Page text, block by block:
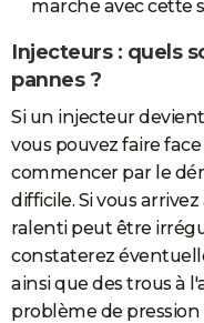
marche avec cette
Injecteurs : quels
pannes ?
Si un injecteur
vous pouvez faire
commencer par le
difficile. Si vous
ralenti peut être
constaterez
ainsi que des trous à
problème de